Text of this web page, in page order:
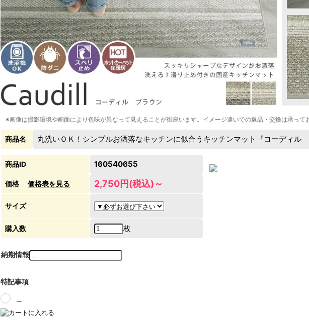
※画像は撮影環境や画面により色味が異なって見えることが御座います。イメージ違いでの返品・交換は承って
商品名 丸洗いＯＫ！シンプルお洒落なキッチンに似合うキッチンマット『コーディル
商品ID 160540655
価格 価格表を見る 2,750円(税込)～
サイズ
購入数 枚
納期情報
特記事項